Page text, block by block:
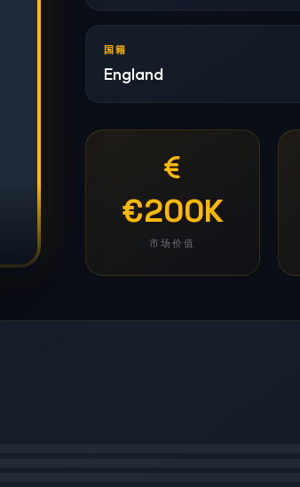
国籍
England
€200K
市场价值